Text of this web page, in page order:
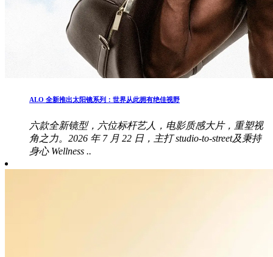
ALO 全新推出太阳镜系列：世界从此拥有绝佳视野
六款全新镜型，六位标杆艺人，电影质感大片，重塑视
角之力。2026 年 7 月 22 日，主打 studio-to-street及秉持
身心 Wellness ..